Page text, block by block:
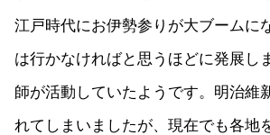
江戸時代にお伊勢参りが大ブームに
は行かなければと思うほどに発展し
師が活動していたようです。明治維
れてしまいましたが、現在でも各地